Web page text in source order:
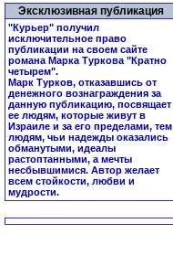
Эксклюзивная публикация
"Курьер" получил
исключительное право
публикации на своем сайте
романа Марка Туркова "Кратно
четырем".
Марк Турков, отказавшись от
денежного вознаграждения за
данную публикацию, посвящает
ее людям, которые живут в
Израиле и за его пределами, тем
людям, чьи надежды оказались
обманутыми, идеалы
растоптанными, а мечты
несбывшимися. Автор желает
всем стойкости, любви и
мудрости.